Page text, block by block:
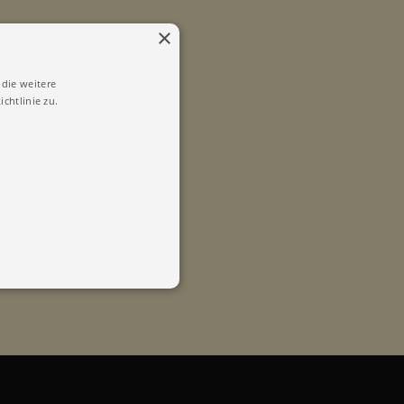
×
weitere
zu.